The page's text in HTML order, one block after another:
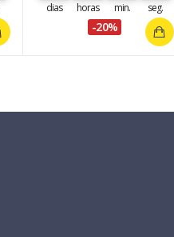
dias horas min. seg.
-20%